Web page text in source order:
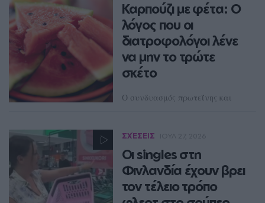
Καρπούζι με φέτα: Ο
λόγος που οι
διατροφολόγοι λένε
να μην το τρώτε
σκέτο
Ο συνδυασμός πρωτεΐνης και
σταθερότερων επιπέδων
γλυκόζης στο αίμα.
NEWSROOM
ΣΧΈΣΕΙΣ
Οι singles στη
Φινλανδία έχουν βρει
τον τέλειο τρόπο